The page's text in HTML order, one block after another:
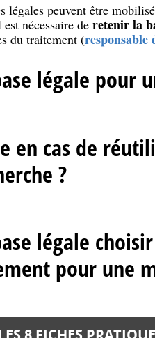
légales peuvent être
nécessaire de retenir la
du traitement (responsable
légale pour
en cas de
?
légale
pour une